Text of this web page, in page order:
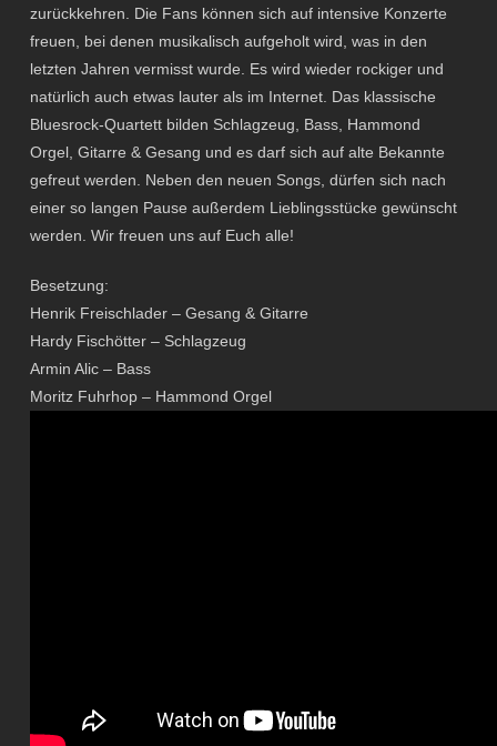
zurückkehren. Die Fans können sich auf intensive Konzerte
freuen, bei denen musikalisch aufgeholt wird, was in den
letzten Jahren vermisst wurde. Es wird wieder rockiger und
natürlich auch etwas lauter als im Internet. Das klassische
Bluesrock-Quartett bilden Schlagzeug, Bass, Hammond
Orgel, Gitarre & Gesang und es darf sich auf alte Bekannte
gefreut werden. Neben den neuen Songs, dürfen sich nach
einer so langen Pause außerdem Lieblingsstücke gewünscht
werden. Wir freuen uns auf Euch alle! ​ ​
Besetzung:
Henrik Freischlader – Gesang & Gitarre
Hardy Fischötter – Schlagzeug
Armin Alic – Bass
Moritz Fuhrhop – Hammond Orgel